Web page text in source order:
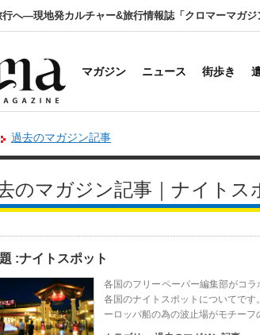
へ―現地発カルチャー&旅行情報誌「クロマーマガジ
マガジン ニュース 街歩き
過去のマガジン記事
のマガジン記事｜ナイトス
:ナイトスポット
各国のフリーペーパー編集部がコラ
各国のナイトスポットについてで
ーロッパ船の為の波止場がモチー